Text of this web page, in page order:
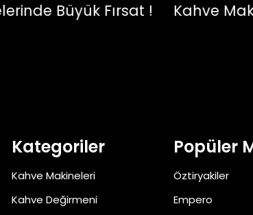
Büyük Fırsat ! Kahve
Kategoriler
Kahve Makineleri
Kahve Değirmeni
Popüler
Öztiryakiler
Empero